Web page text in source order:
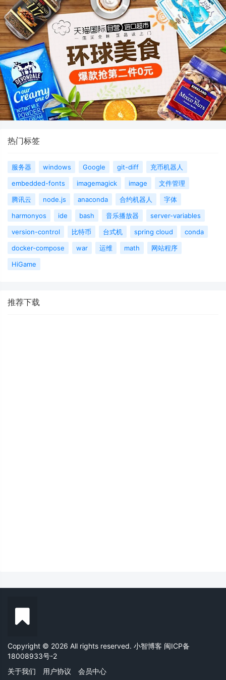
热门标签
服务器 windows Google git-diff
充币机器人
embedded-fonts
imagemagick image
文件管理
腾讯云
node.js anaconda 合约机器人
字体
harmonyos
ide bash 音乐播放器
server-variables
version-control
比特币 台式机 spring cloud
conda
docker-compose
war 运维 math
网站程序
HiGame
推荐下载
Copyright © 2026 All rights reserved. 小智博客 闽ICP备
18008933号-2
关于我们
用户协议 会员中心